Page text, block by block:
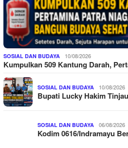
SOSIAL DAN BUDAYA 10/08/2026
Kumpulkan 509 Kantung Darah,
SOSIAL DAN BUDAYA 10/08/2026
Bupati Lucky Hakim
SOSIAL DAN BUDAYA 06/08/2026
Kodim 0616/Indramayu